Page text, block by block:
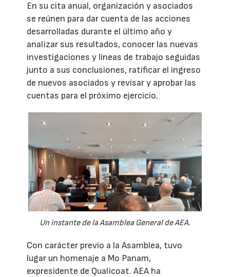
En su cita anual, organización y asociados
se reúnen para dar cuenta de las acciones
desarrolladas durante el último año y
analizar sus resultados, conocer las nuevas
investigaciones y líneas de trabajo seguidas
junto a sus conclusiones, ratificar el ingreso
de nuevos asociados y revisar y aprobar las
cuentas para el próximo ejercicio.
Un instante de la Asamblea General de AEA.
Con carácter previo a la Asamblea, tuvo
lugar un homenaje a Mo Panam,
expresidente de Qualicoat. AEA ha